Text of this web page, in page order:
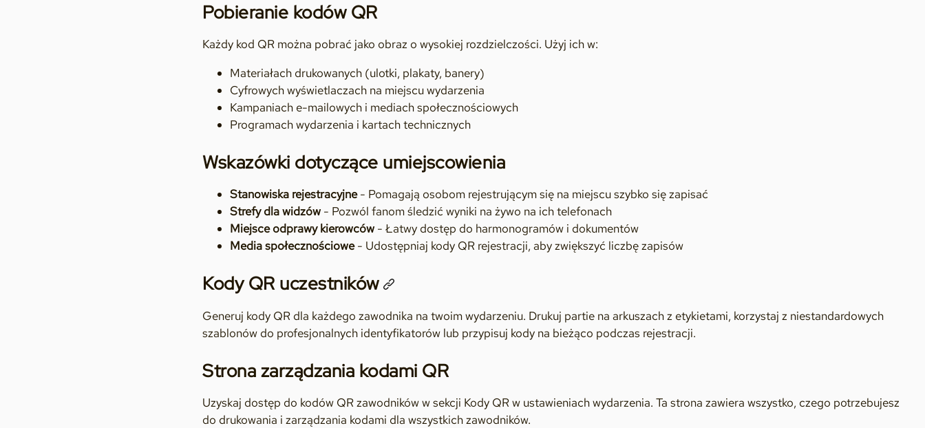
Pobieranie kodów QR
Każdy kod QR można pobrać jako obraz o wysokiej rozdzielczości. Użyj ich w:
Materiałach drukowanych (ulotki, plakaty, banery)
Cyfrowych wyświetlaczach na miejscu wydarzenia
Kampaniach e-mailowych i mediach społecznościowych
Programach wydarzenia i kartach technicznych
Wskazówki dotyczące umiejscowienia
Stanowiska rejestracyjne- Pomagają osobom rejestrującym się na miejscu szybko się zapisać
Strefy dla widzów - Pozwól fanom śledzić wyniki na żywo na ich telefonach
Miejsce odprawy kierowców - Łatwy dostęp do harmonogramów i dokumentów
Media społecznościowe- Udostępniaj kody QR rejestracji, aby zwiększyć liczbę zapisów
Kody QR uczestników
Generuj kody QR dla każdego zawodnika na twoim wydarzeniu. Drukuj partie na arkuszach z etykietami, korzystaj z niestandardowych
szablonów do profesjonalnych identyfikatorów lub przypisuj kody na bieżąco podczas rejestracji.
Strona zarządzania kodami QR
Uzyskaj dostęp do kodów QR zawodników w sekcji Kody QR w ustawieniach wydarzenia. Ta strona zawiera wszystko, czego potrzebujesz
do drukowania i zarządzania kodami dla wszystkich zawodników.